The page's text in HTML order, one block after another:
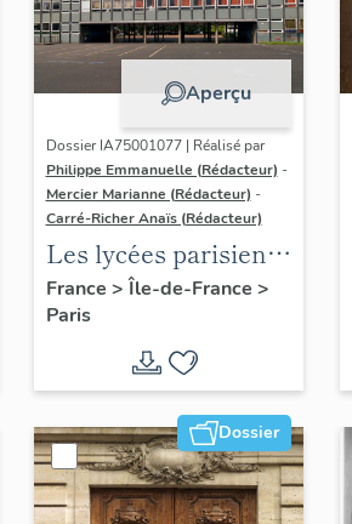
Aperçu
Dossier IA75001077 | Réalisé par
Philippe Emmanuelle (Rédacteur) -
Mercier Marianne (Rédacteur) -
Carré-Richer Anaïs (Rédacteur)
Les lycées parisiens
de Jean-Claude
Dondel et Roger
France > Île-de-France >
Paris
Dossier